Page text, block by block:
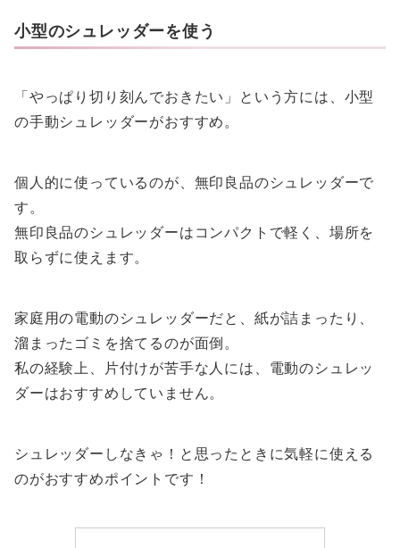
小型のシュレッダーを使う
「やっぱり切り刻んでおきたい」という方には、小型
の手動シュレッダーがおすすめ。
個人的に使っているのが、無印良品のシュレッダーで
す。
無印良品のシュレッダーはコンパクトで軽く、場所を
取らずに使えます。
家庭用の電動のシュレッダーだと、紙が詰まったり、
溜まったゴミを捨てるのが面倒。
私の経験上、片付けが苦手な人には、電動のシュレッ
ダーはおすすめしていません。
シュレッダーしなきゃ！と思ったときに気軽に使える
のがおすすめポイントです！